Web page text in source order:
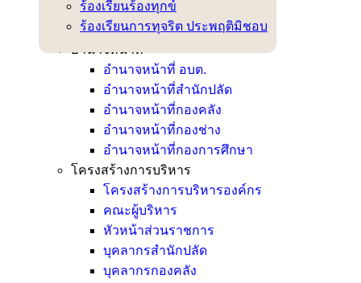
วิสัยทัศน์ พันธกิจ ยุทธศาสตร์
ตราสัญลักษณ์
อำนาจหน้าที่
อำนาจหน้าที่ อบต.
อำนาจหน้าที่สำนักปลัด
อำนาจหน้าที่กองคลัง
อำนาจหน้าที่กองช่าง
อำนาจหน้าที่กองการศึกษา
โครงสร้างการบริหาร
โครงสร้างการบริหารองค์กร
คณะผู้บริหาร
หัวหน้าส่วนราชการ
บุคลากรสำนักปลัด
บุคลากรกองคลัง
ร้องเรียนร้องทุกข์
ร้องเรียนการทุจริต ประพฤติมิชอบ